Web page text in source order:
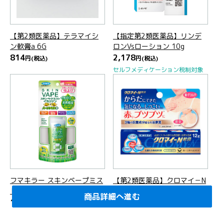
商品詳細へ進む
商品詳細へ進む
商品詳細へ進む
商品詳細へ進む
商品詳細へ進む
商品詳細へ進む
商品詳細へ進む
商品詳細へ進む
商品詳細へ進む
商品詳細へ進む
商品詳細へ進む
商品詳細へ進む
商品詳細へ進む
商品詳細へ進む
商品詳細へ進む
商品詳細へ進む
【第2類医薬品】テラマイシ
ン軟膏a 6G
814円(税込)
商品詳細へ進む
【指定第2類医薬品】リンデ
ロンVsローション 10g
2,178円(税込)
セルフメディケーション税制対象
商品詳細へ進む
フマキラー スキンベープミス
トイカリジンハーブ＋ 100ml
1,298 商品詳細へ進む
【第2類医薬品】クロマイ－N
軟膏 12g
1,980円
商品詳細へ進む